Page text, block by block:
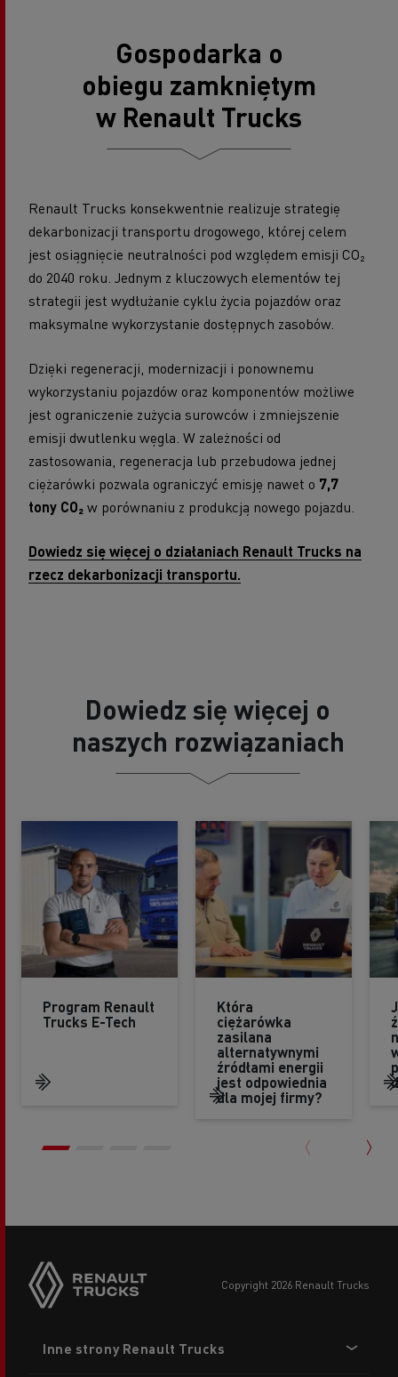
Gospodarka o
obiegu zamkniętym
w Renault Trucks
Renault Trucks konsekwentnie realizuje strategię
dekarbonizacji transportu drogowego, której celem
jest osiągnięcie neutralności pod względem emisji CO₂
do 2040 roku. Jednym z kluczowych elementów tej
strategii jest wydłużanie cyklu życia pojazdów oraz
maksymalne wykorzystanie dostępnych zasobów.
Dzięki regeneracji, modernizacji i ponownemu
wykorzystaniu pojazdów oraz komponentów możliwe
jest ograniczenie zużycia surowców i zmniejszenie
emisji dwutlenku węgla. W zależności od
zastosowania, regeneracja lub przebudowa jednej
ciężarówki pozwala ograniczyć emisję nawet o 7,7
tony CO₂w porównaniu z produkcją nowego pojazdu.
Dowiedz się więcej o działaniach Renault Trucks na
rzecz dekarbonizacji transportu.
Dowiedz się więcej o
naszych rozwiązaniach
Program Renault
Trucks E-Tech
Która
ciężarówka
zasilana
alternatywnymi
źródłami energii
jest odpowiednia
dla mojej firmy?
copyright 2026 Renault Trucks
menu
Inne strony Renault Trucks